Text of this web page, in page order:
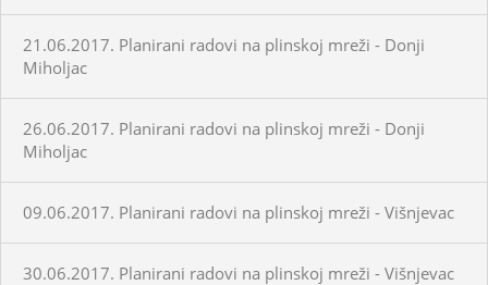
21.06.2017. Planirani radovi na plinskoj mreži - Donji
Miholjac
26.06.2017. Planirani radovi na plinskoj mreži - Donji
Miholjac
09.06.2017. Planirani radovi na plinskoj mreži - Višnjevac
30.06.2017. Planirani radovi na plinskoj mreži - Višnjevac